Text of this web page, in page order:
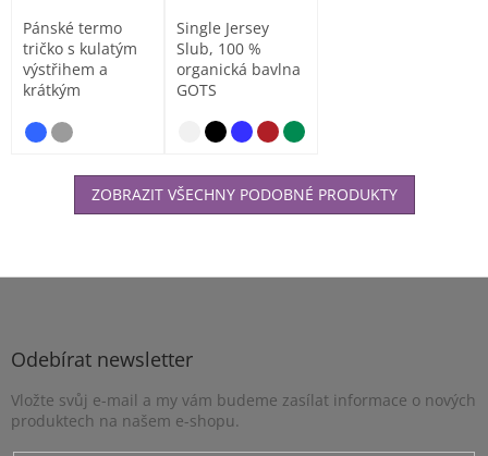
Pánské termo
tričko s kulatým
výstřihem a
krátkým
rukávem. Měkký
Single Jersey
Slub, 100 %
organická bavlna
GOTS
ZOBRAZIT VŠECHNY PODOBNÉ PRODUKTY
Z
Odebírat newsletter
Vložte svůj e-mail a my vám budeme zasílat informace o nových
produktech na našem e-shopu.